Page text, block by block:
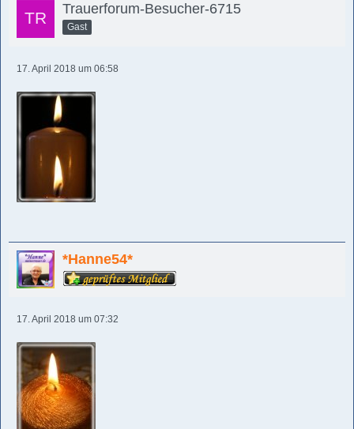
Trauerforum-Besucher-6715
Gast
17. April 2018 um 06:58
*Hanne54*
17. April 2018 um 07:32